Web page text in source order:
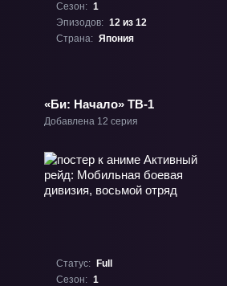
Сезон: 1
Эпизодов: 12 из 12
Страна: Япония
«Би: Начало» ТВ-1
Добавлена 12 серия
Статус:
Full
Сезон: 1